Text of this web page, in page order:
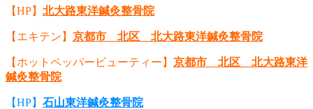
【HP】 北大路東洋鍼灸整骨院
【エキテン】 京都市 北区 北大路東洋鍼灸整骨院
【ホットペッパービューティー】 京都市 北区 北大路東洋
鍼灸整骨院
【HP】 石山東洋鍼灸整骨院